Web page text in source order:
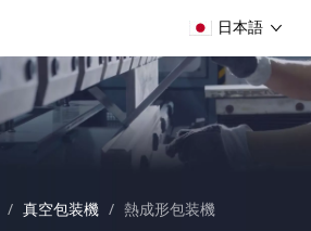
日本語
/ 真空包装機 / 熱成形包装機